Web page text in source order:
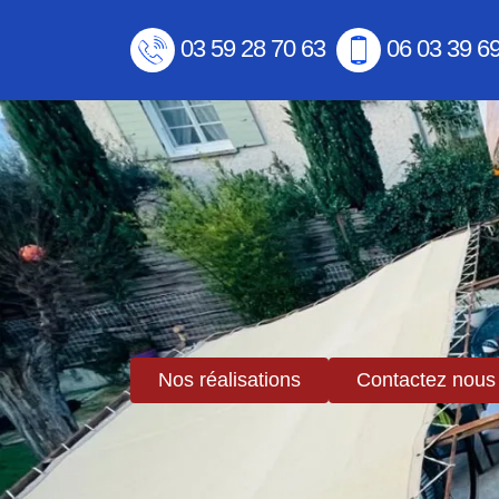
03 59 28 70 63 06 03 39
Nos réalisations Contactez nous